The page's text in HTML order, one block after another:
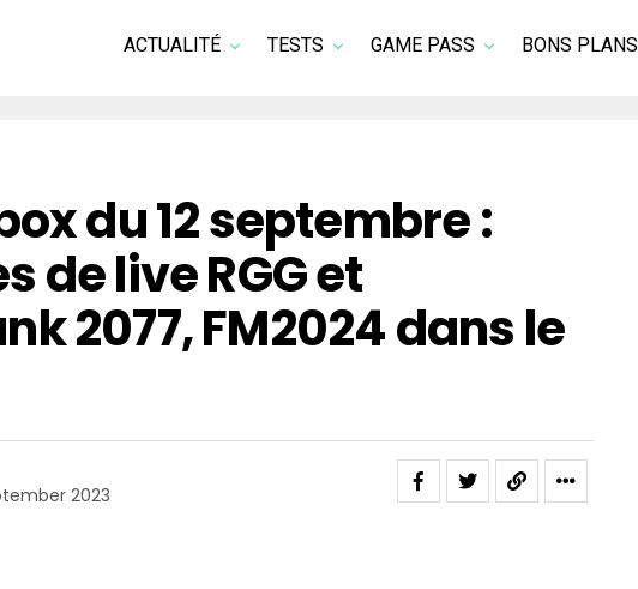
ACTUALITÉ TESTS GAME PASS BONS PLANS
du 12 septembre :
de live RGG et
2077, FM2024 dans le
2023